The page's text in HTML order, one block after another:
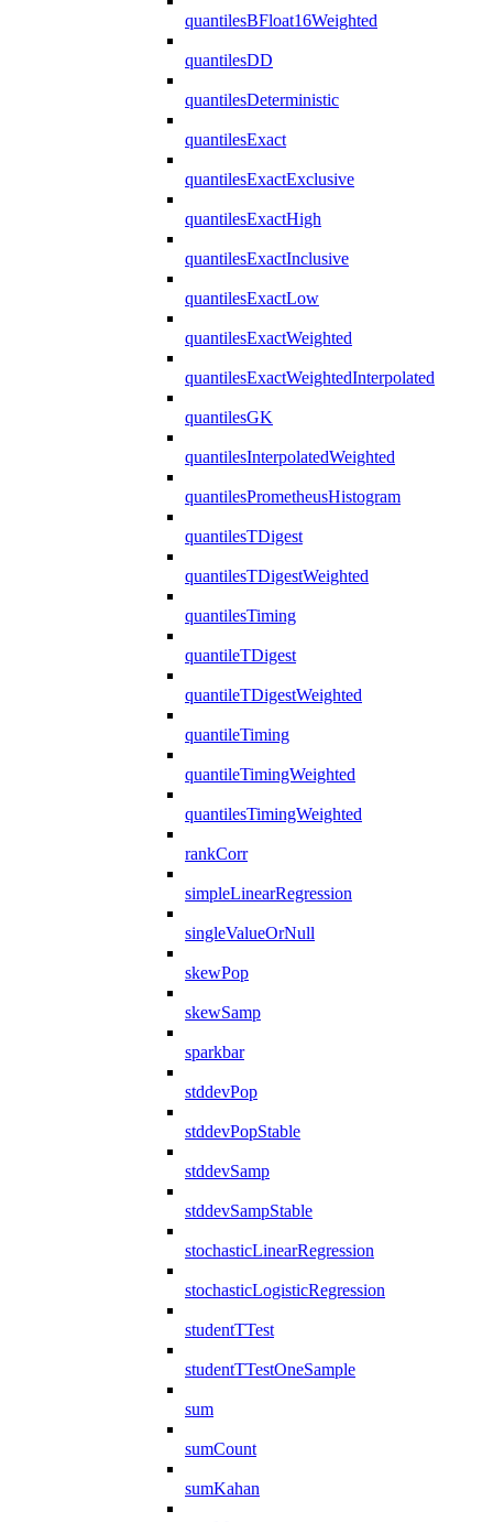
quantilesBFloat16Weighted
quantilesDD
quantilesDeterministic
quantilesExact
quantilesExactExclusive
quantilesExactHigh
quantilesExactInclusive
quantilesExactLow
quantilesExactWeighted
quantilesExactWeightedInterpolated
quantilesGK
quantilesInterpolatedWeighted
quantilesPrometheusHistogram
quantilesTDigest
quantilesTDigestWeighted
quantilesTiming
quantileTDigest
quantileTDigestWeighted
quantileTiming
quantileTimingWeighted
quantilesTimingWeighted
rankCorr
simpleLinearRegression
singleValueOrNull
skewPop
skewSamp
sparkbar
stddevPop
stddevPopStable
stddevSamp
stddevSampStable
stochasticLinearRegression
stochasticLogisticRegression
studentTTest
studentTTestOneSample
sum
sumCount
sumKahan